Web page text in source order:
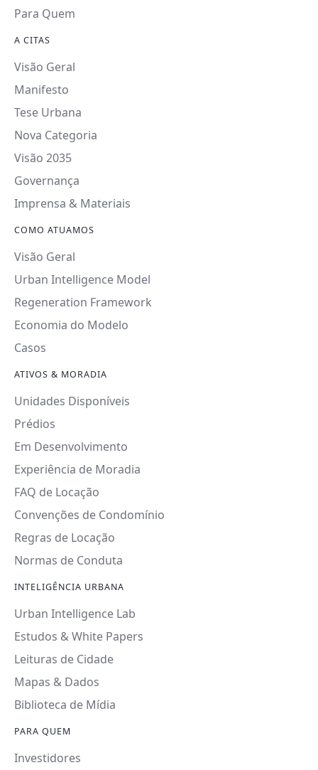
Para Quem
A CITAS
Visão Geral
Manifesto
Tese Urbana
Nova Categoria
Visão 2035
Governança
Imprensa & Materiais
COMO ATUAMOS
Visão Geral
Urban Intelligence Model
Regeneration Framework
Economia do Modelo
Casos
ATIVOS & MORADIA
Unidades Disponíveis
Prédios
Em Desenvolvimento
Experiência de Moradia
FAQ de Locação
Convenções de Condomínio
Regras de Locação
Normas de Conduta
INTELIGÊNCIA URBANA
Urban Intelligence Lab
Estudos & White Papers
Leituras de Cidade
Mapas & Dados
Biblioteca de Mídia
PARA QUEM
Investidores